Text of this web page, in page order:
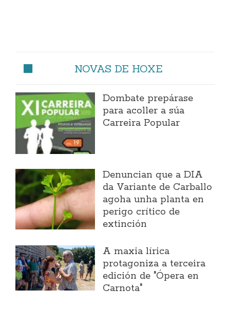
NOVAS DE HOXE
Dombate prepárase
para acoller a súa
Carreira Popular
Denuncian que a DIA
da Variante de Carballo
agoha unha planta en
perigo crítico de
extinción
A maxia lírica
protagoniza a terceira
edición de "Ópera en
Carnota"